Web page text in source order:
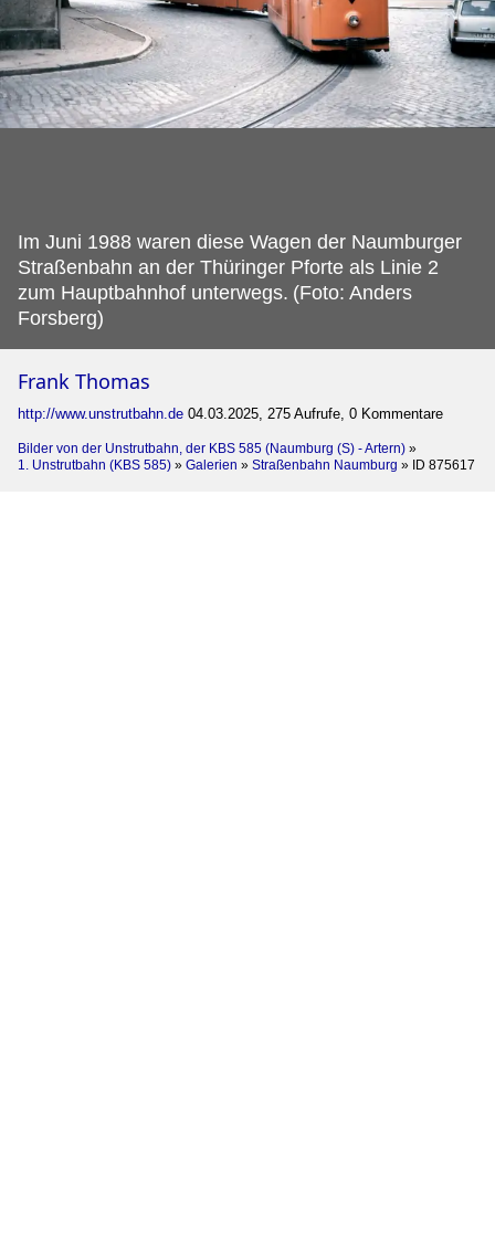
Im Juni 1988 waren diese Wagen der Naumburger
Straßenbahn an der Thüringer Pforte als Linie 2
zum Hauptbahnhof unterwegs. (Foto: Anders
Forsberg)
Frank Thomas
http://www.unstrutbahn.de 04.03.2025, 275 Aufrufe, 0 Kommentare
Bilder von der Unstrutbahn, der KBS 585 (Naumburg (S) - Artern) »
1. Unstrutbahn (KBS 585) » Galerien » Straßenbahn Naumburg » ID 875617